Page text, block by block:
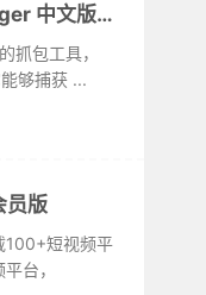
『Windows』Fiddler Web Debugger 中文版v5.0.20202，功能强大的抓包工具
抓包工具，
够捕获 ...
员版
100+短视频平
台，